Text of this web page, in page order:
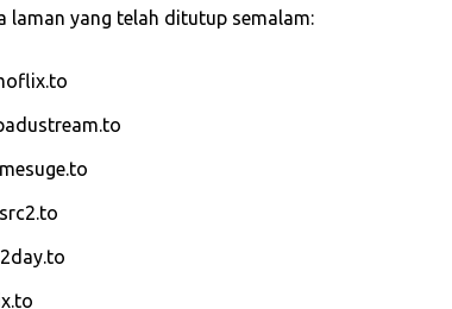
laman yang telah ditutup semalam: